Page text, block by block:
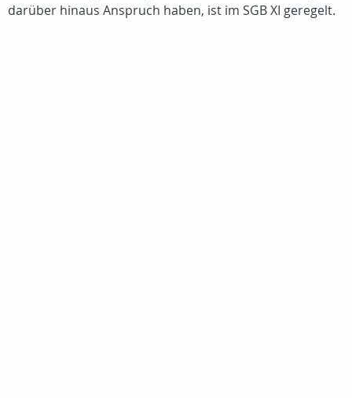
darüber hinaus Anspruch haben, ist im SGB XI geregelt.